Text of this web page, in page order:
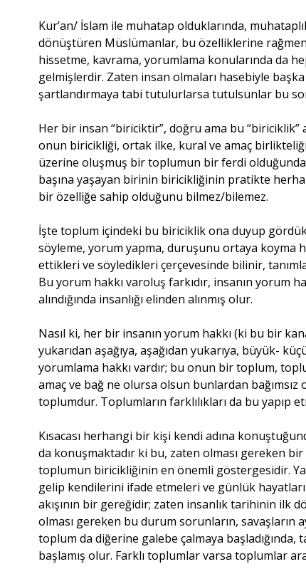
Kur’an/ İslam ile muhatap olduklarında,
dönüştüren Müslümanlar, bu özelliklerine
hissetme, kavrama, yorumlama konularında da
gelmişlerdir. Zaten insan olmaları hasebiyle
şartlandırmaya tabi tutulurlarsa tutulsunlar bu
Her bir insan “biriciktir”, doğru ama bu
onun biricikliği, ortak ilke, kural ve amaç
üzerine oluşmuş bir toplumun bir ferdi
başına yaşayan birinin biricikliğinin pratikte
bir özelliğe sahip olduğunu bilmez/bilemez.
İşte toplum içindeki bu biriciklik ona duyup
söyleme, yorum yapma, duruşunu ortaya koyma
ettikleri ve söyledikleri çerçevesinde bilinir,
Bu yorum hakkı varoluş farkıdır, insanın yorum
alındığında insanlığı elinden alınmış olur.
Nasıl ki, her bir insanın yorum hakkı (ki bu bir
yukarıdan aşağıya, aşağıdan yukarıya, büyük-
yorumlama hakkı vardır; bu onun bir toplum,
amaç ve bağ ne olursa olsun bunlardan
toplumdur. Toplumların farklılıkları da bu yapıp
Kısacası herhangi bir kişi kendi adına
da konuşmaktadır ki bu, zaten olması gereken
toplumun biricikliğinin en önemli göstergesidir.
gelip kendilerini ifade etmeleri ve günlük
akışının bir gereğidir; zaten insanlık tarihinin ilk
olması gereken bu durum sorunların,
toplum da diğerine galebe çalmaya başladığında,
başlamış olur. Farklı toplumlar varsa toplumlar